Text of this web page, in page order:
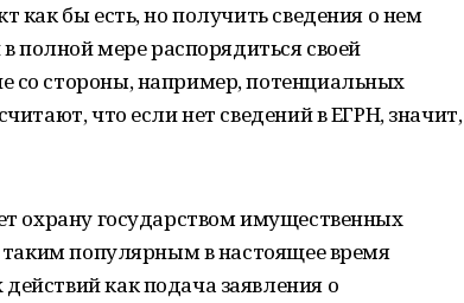
как бы есть, но получить сведения о нем
полной мере распорядиться своей
со стороны, например, потенциальных
что если нет сведений в ЕГРН, значит,
охрану государством имущественных
таким популярным в настоящее время
как подача заявления о